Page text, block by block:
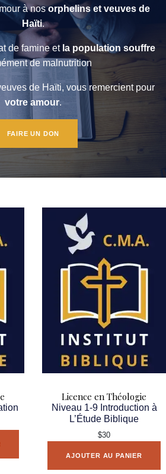
à nosorphelins et veuves de
Haïti.
de famine et la population souffre
de malnutrition
de Haïti, vous remercient pour
votre amour.
FAIRE UN DON
Licence en Théologie
Niveau 1-9 Introduction à
L’Étude Biblique
$30
AJOUTER AU PANIER